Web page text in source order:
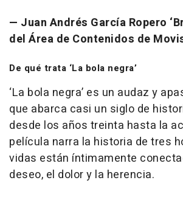
— Juan Andrés García Ropero
del Área de Contenidos de
De qué trata ‘La bola negra’
‘La bola negra’ es un audaz y
que abarca casi un siglo de
desde los años treinta hasta la
película narra la historia de tres
vidas están íntimamente
deseo, el dolor y la herencia.